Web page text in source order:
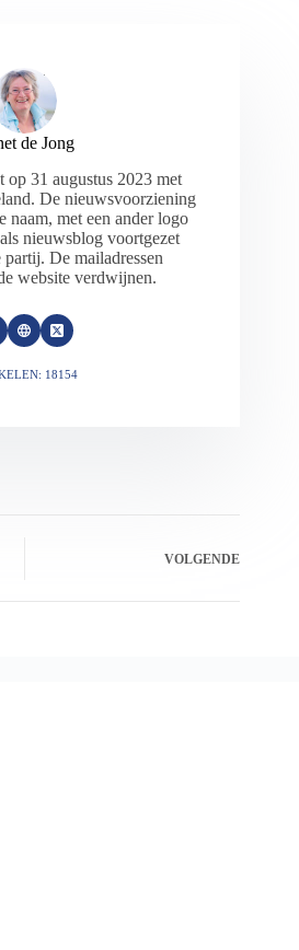
de Jong
op 31 augustus 2023 met
De nieuwsvoorziening
naam, met een ander logo
nieuwsblog voortgezet
partij. De mailadressen
website verdwijnen.
18154
VOLGENDE